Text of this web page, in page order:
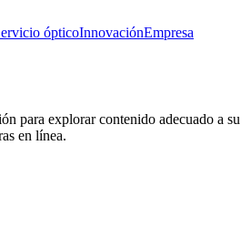
ópticoInnovaciónEmpresa
para explorar contenido adecuado a su
en línea.